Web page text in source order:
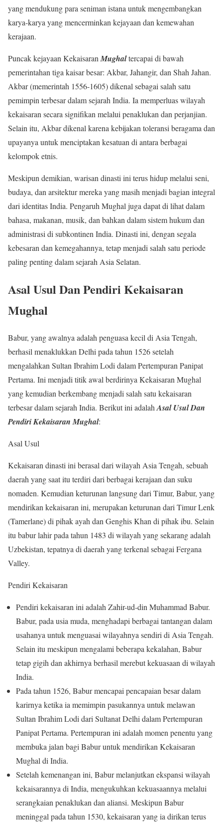
yang mendukung para seniman istana untuk mengembangkan
karya-karya yang mencerminkan kejayaan dan kemewahan
kerajaan.
Puncak kejayaan Kekaisaran Mughaltercapai di bawah
pemerintahan tiga kaisar besar: Akbar, Jahangir, dan Shah Jahan.
Akbar (memerintah 1556-1605) dikenal sebagai salah satu
pemimpin terbesar dalam sejarah India. Ia memperluas wilayah
kekaisaran secara signifikan melalui penaklukan dan perjanjian.
Selain itu, Akbar dikenal karena kebijakan toleransi beragama dan
upayanya untuk menciptakan kesatuan di antara berbagai
kelompok etnis.
Meskipun demikian, warisan dinasti ini terus hidup melalui seni,
budaya, dan arsitektur mereka yang masih menjadi bagian integral
dari identitas India. Pengaruh Mughal juga dapat di lihat dalam
bahasa, makanan, musik, dan bahkan dalam sistem hukum dan
administrasi di subkontinen India. Dinasti ini, dengan segala
kebesaran dan kemegahannya, tetap menjadi salah satu periode
paling penting dalam sejarah Asia Selatan.
Asal Usul Dan Pendiri Kekaisaran
Mughal
Babur, yang awalnya adalah penguasa kecil di Asia Tengah,
berhasil menaklukkan Delhi pada tahun 1526 setelah
mengalahkan Sultan Ibrahim Lodi dalam Pertempuran Panipat
Pertama. Ini menjadi titik awal berdirinya Kekaisaran Mughal
yang kemudian berkembang menjadi salah satu kekaisaran
terbesar dalam sejarah India. Berikut ini adalah Asal Usul Dan
Pendiri Kekaisaran Mughal:
Asal Usul
Kekaisaran dinasti ini berasal dari wilayah Asia Tengah, sebuah
daerah yang saat itu terdiri dari berbagai kerajaan dan suku
nomaden. Kemudian keturunan langsung dari Timur, Babur, yang
mendirikan kekaisaran ini, merupakan keturunan dari Timur Lenk
(Tamerlane) di pihak ayah dan Genghis Khan di pihak ibu. Selain
itu babur lahir pada tahun 1483 di wilayah yang sekarang adalah
Uzbekistan, tepatnya di daerah yang terkenal sebagai Fergana
Valley.
Pendiri Kekaisaran
Pendiri kekaisaran ini adalah Zahir-ud-din Muhammad Babur.
Babur, pada usia muda, menghadapi berbagai tantangan dalam
usahanya untuk menguasai wilayahnya sendiri di Asia Tengah.
Selain itu meskipun mengalami beberapa kekalahan, Babur
tetap gigih dan akhirnya berhasil merebut kekuasaan di wilayah
India.
Pada tahun 1526, Babur mencapai pencapaian besar dalam
karirnya ketika ia memimpin pasukannya untuk melawan
Sultan Ibrahim Lodi dari Sultanat Delhi dalam Pertempuran
Panipat Pertama. Pertempuran ini adalah momen penentu yang
membuka jalan bagi Babur untuk mendirikan Kekaisaran
Mughal di India.
Setelah kemenangan ini, Babur melanjutkan ekspansi wilayah
kekaisarannya di India, mengukuhkan kekuasaannya melalui
serangkaian penaklukan dan aliansi. Meskipun Babur
meninggal pada tahun 1530, kekaisaran yang ia dirikan terus